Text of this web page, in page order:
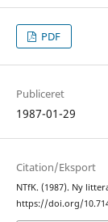
PDF
Publiceret
1987-01-29
Citation/Eksport
NTfK. (1987). Ny
https://doi.org/